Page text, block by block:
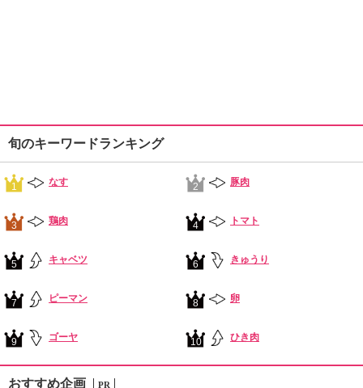
旬のキーワードランキング
1 なす 2 豚肉
3 鶏肉 4 トマト
5 キャベツ 6 きゅうり
7 ピーマン 8 卵
9 ゴーヤ 10 ひき肉
おすすめ企画 PR